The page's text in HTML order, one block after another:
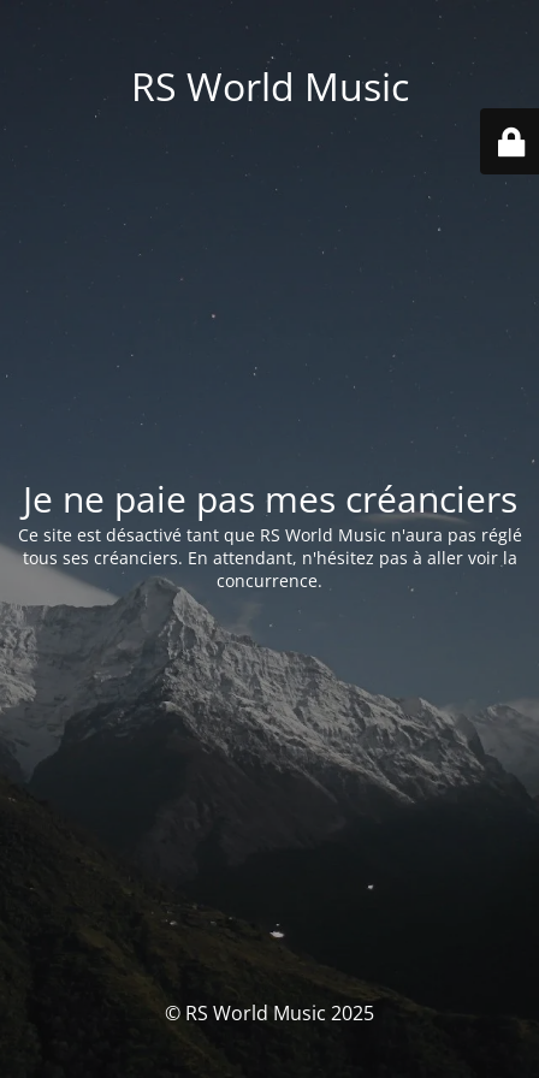
RS World Music
Je ne paie pas mes créanciers
Ce site est désactivé tant que RS World Music n'aura pas réglé
tous ses créanciers. En attendant, n'hésitez pas à aller voir la
concurrence.
© RS World Music 2025